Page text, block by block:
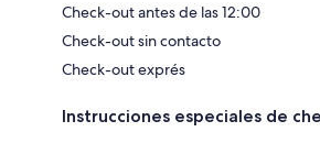
Check-out antes de las 12:00
Check-out sin contacto
Check-out exprés
Instrucciones especiales de